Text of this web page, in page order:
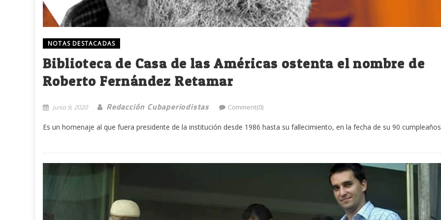
NOTAS DESTACADAS
Biblioteca de Casa de las Américas ostenta el nombre de
Roberto Fernández Retamar
junio 9, 2020 Redacción Cubaperiodistas Comment(0)
Es un homenaje al que fuera presidente de la institución desde 1986 hasta su fallecimiento, en la fecha de su 90